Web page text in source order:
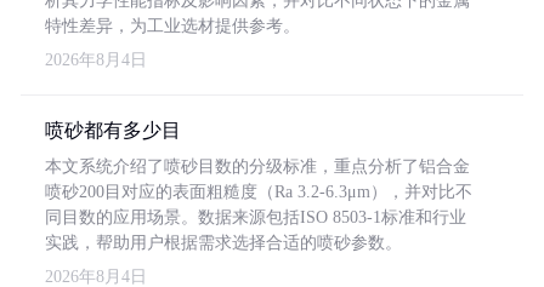
特性差异，为工业选材提供参考。
2026年8月4日
喷砂都有多少目
本文系统介绍了喷砂目数的分级标准，重点分析了铝合金
喷砂200目对应的表面粗糙度（Ra 3.2-6.3μm），并对比不
同目数的应用场景。数据来源包括ISO 8503-1标准和行业
实践，帮助用户根据需求选择合适的喷砂参数。
2026年8月4日